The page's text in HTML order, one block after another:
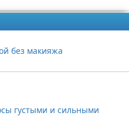
без макияжа
густыми и сильными